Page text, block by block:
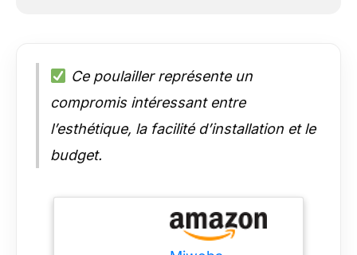
Ce poulailler représente un
compromis intéressant entre
l’esthétique, la facilité d’installation et le
budget.